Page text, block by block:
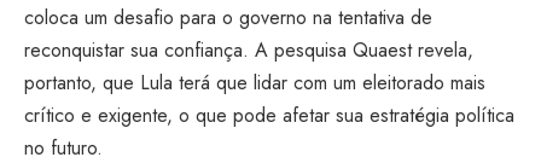
coloca um desafio para o governo na tentativa de
reconquistar sua confiança. A pesquisa Quaest revela,
portanto, que Lula terá que lidar com um eleitorado mais
crítico e exigente, o que pode afetar sua estratégia política
no futuro.